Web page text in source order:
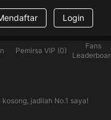
Login
Pemirsa VIP (0)
Fans
jadilah No.1 saya!